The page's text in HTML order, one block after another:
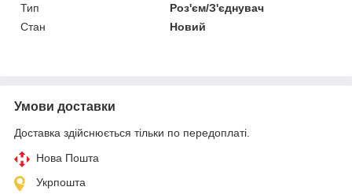
Тип
Роз'єм/З'єднувач
Стан
Новий
Умови доставки
Доставка здійснюється тільки по передоплаті.
Нова Пошта
Укрпошта